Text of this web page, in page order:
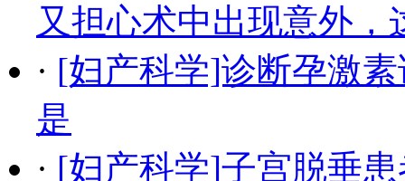
又担心术中出现意外，
· [妇产科学]诊断孕激
是
· [妇产科学]子宫脱垂